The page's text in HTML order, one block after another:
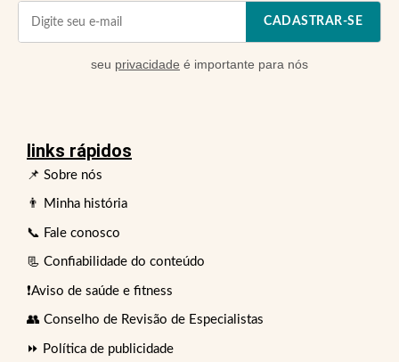
CADASTRAR-SE
seu privacidade é importante para nós
links rápidos
📌 Sobre nós
👨 Minha história
📞 Fale conosco
📃 Confiabilidade do conteúdo
❗Aviso de saúde e fitness
👥 Conselho de Revisão de Especialistas
⏩ Política de publicidade